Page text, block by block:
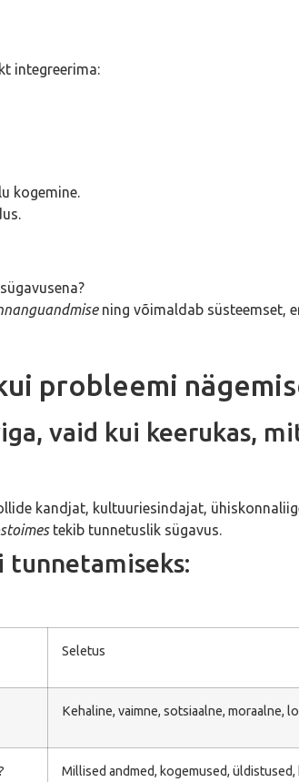
integreerima:
kogemine.
ning võimaldab süsteemset,
probleemi
vaid kui keerukas,
kandjat, kultuuriesindajat,
tekib tunnetuslik sügavus.
Seletus
Kehaline, vaimne, sotsiaalne, moraalne,
Millised andmed, kogemused,